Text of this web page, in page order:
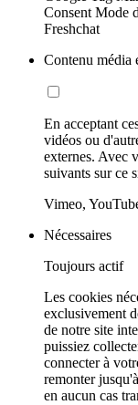
Consent Mode
Freshchat
Contenu média
En acceptant
vidéos ou
externes. Avec
suivants sur ce
Vimeo,
Nécessaires
Toujours actif
Les cookies
exclusivement
de notre site
puissiez
connecter à
remonter
en aucun cas